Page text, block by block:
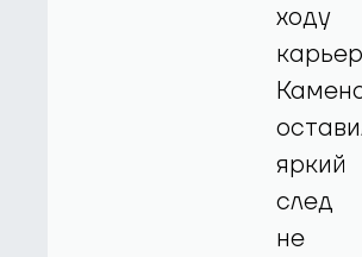
ходу
яркий
след
не